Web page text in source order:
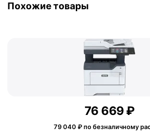
Похожие товары
76 669 ₽
79 040 ₽ по безналичному